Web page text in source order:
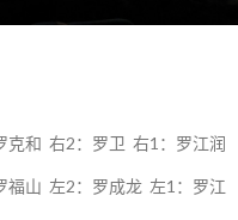
和 右2：罗卫 右1：罗江润
福山 左2：罗成龙 左1：罗江